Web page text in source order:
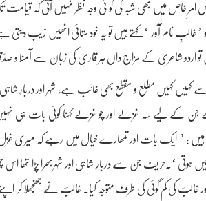
خاص میں بھی شبہ کی کو ئی وجہ نظر نہیں آتی کہ قیامت
’ غالبِ نام آور ‘ کہتے ہیں تو یہ خود ستائی انھیں زیب
تو اردو شاعری کے مزاج داں ہر قاری کی زبان سے آمنّا و
کہیں کہیں مطلع و مقطع بھی غائب ہے، شہر اور دربارِ
تھے جن کے لیے سہ غزلے اور چو غزلے کہنا کوئی بات ہی
ہیں : ’ ایک بات اور تمھارے خیال میں رہے کہ میری غزل
ہوتی ‘۔حریف جن سے دربارِ شاہی اور شہربھرا پڑا تھا
غالبؔ کی کم گوئی کی طرف متوجّہ کیا۔ غالبؔ نے جھنجھلا کر